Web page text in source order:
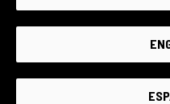
IL PIÙ GRANDE